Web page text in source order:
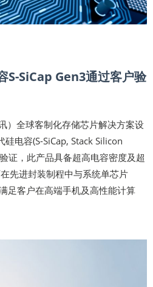
S-SiCap Gen3通过客户验
）全球客制化存储芯片解决方案设
电容(S-SiCap, Stack Silicon
证，此产品具备超高电容密度及超
先进封装制程中与系统单芯片
足客户在高端手机及高性能计算